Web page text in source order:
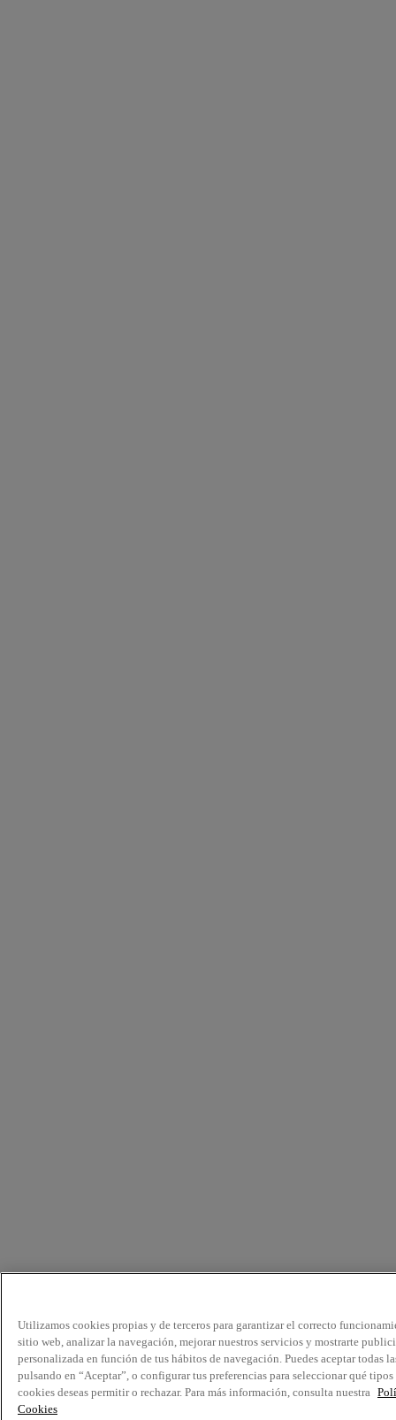
Utilizamos cookies propias y de terceros para garantizar el correcto
sitio web, analizar la navegación, mejorar nuestros servicios y mostrarte
personalizada en función de tus hábitos de navegación. Puedes aceptar todas
pulsando en “Aceptar”, o configurar tus preferencias para seleccionar qué tipos
cookies deseas permitir o rechazar. Para más información, consulta nuestra
Cookies